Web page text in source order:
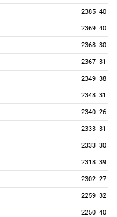
2385 40
2369 40
2368 30
2367 31
2349 38
2348 31
2340 26
2333 31
2333 30
2318 39
2302 27
2259 32
2250 40